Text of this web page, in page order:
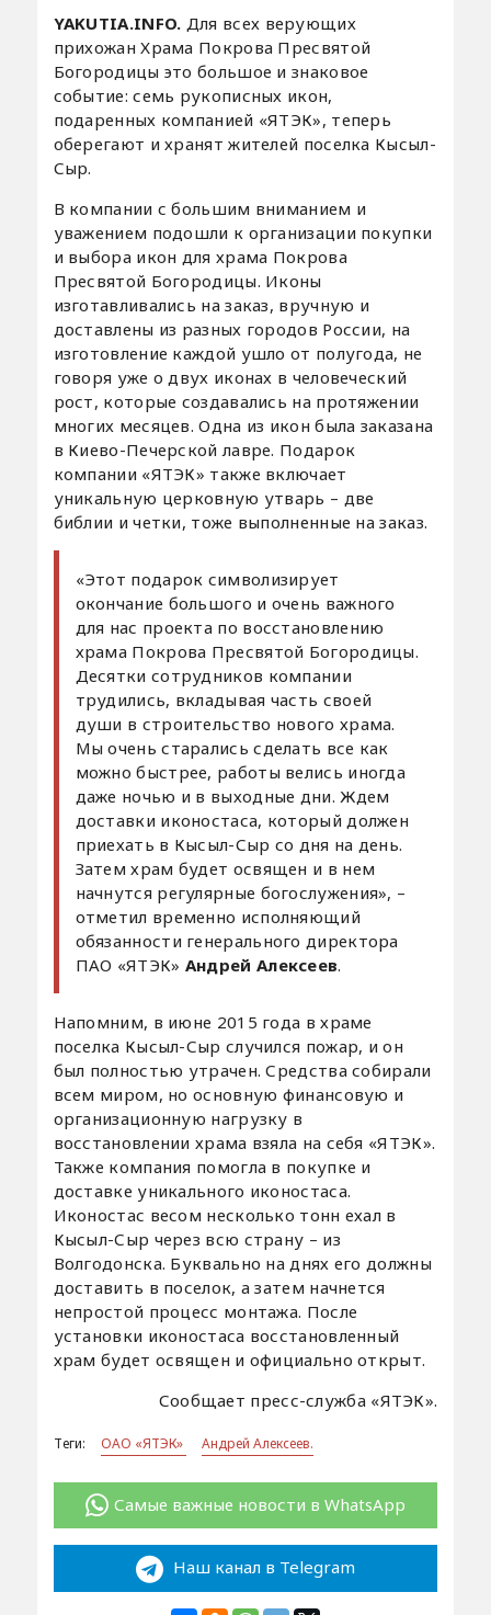
YAKUTIA.INFO. Для всех верующих
прихожан Храма Покрова Пресвятой
Богородицы это большое и знаковое
событие: семь рукописных икон,
подаренных компанией «ЯТЭК», теперь
оберегают и хранят жителей поселка Кысыл-
Сыр.
В компании с большим вниманием и
уважением подошли к организации покупки
и выбора икон для храма Покрова
Пресвятой Богородицы. Иконы
изготавливались на заказ, вручную и
доставлены из разных городов России, на
изготовление каждой ушло от полугода, не
говоря уже о двух иконах в человеческий
рост, которые создавались на протяжении
многих месяцев. Одна из икон была заказана
в Киево-Печерской лавре. Подарок
компании «ЯТЭК» также включает
уникальную церковную утварь – две
библии и четки, тоже выполненные на заказ.
«Этот подарок символизирует
окончание большого и очень важного
для нас проекта по восстановлению
храма Покрова Пресвятой Богородицы.
Десятки сотрудников компании
трудились, вкладывая часть своей
души в строительство нового храма.
Мы очень старались сделать все как
можно быстрее, работы велись иногда
даже ночью и в выходные дни. Ждем
доставки иконостаса, который должен
приехать в Кысыл-Сыр со дня на день.
Затем храм будет освящен и в нем
начнутся регулярные богослужения», –
отметил временно исполняющий
обязанности генерального директора
ПАО «ЯТЭК» Андрей Алексеев.
Напомним, в июне 2015 года в храме
поселка Кысыл-Сыр случился пожар, и он
был полностью утрачен. Средства собирали
всем миром, но основную финансовую и
организационную нагрузку в
восстановлении храма взяла на себя «ЯТЭК».
Также компания помогла в покупке и
доставке уникального иконостаса.
Иконостас весом несколько тонн ехал в
Кысыл-Сыр через всю страну – из
Волгодонска. Буквально на днях его должны
доставить в поселок, а затем начнется
непростой процесс монтажа. После
установки иконостаса восстановленный
храм будет освящен и официально открыт.
Сообщает пресс-служба «ЯТЭК».
Теги: ОАО «ЯТЭК» Андрей Алексеев.
Самые важные новости в WhatsApp
Наш канал в Telegram